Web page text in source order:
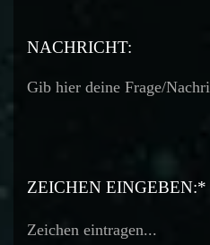
TELEFON:
NACHRICHT:
ZEICHEN EINGEBEN:*